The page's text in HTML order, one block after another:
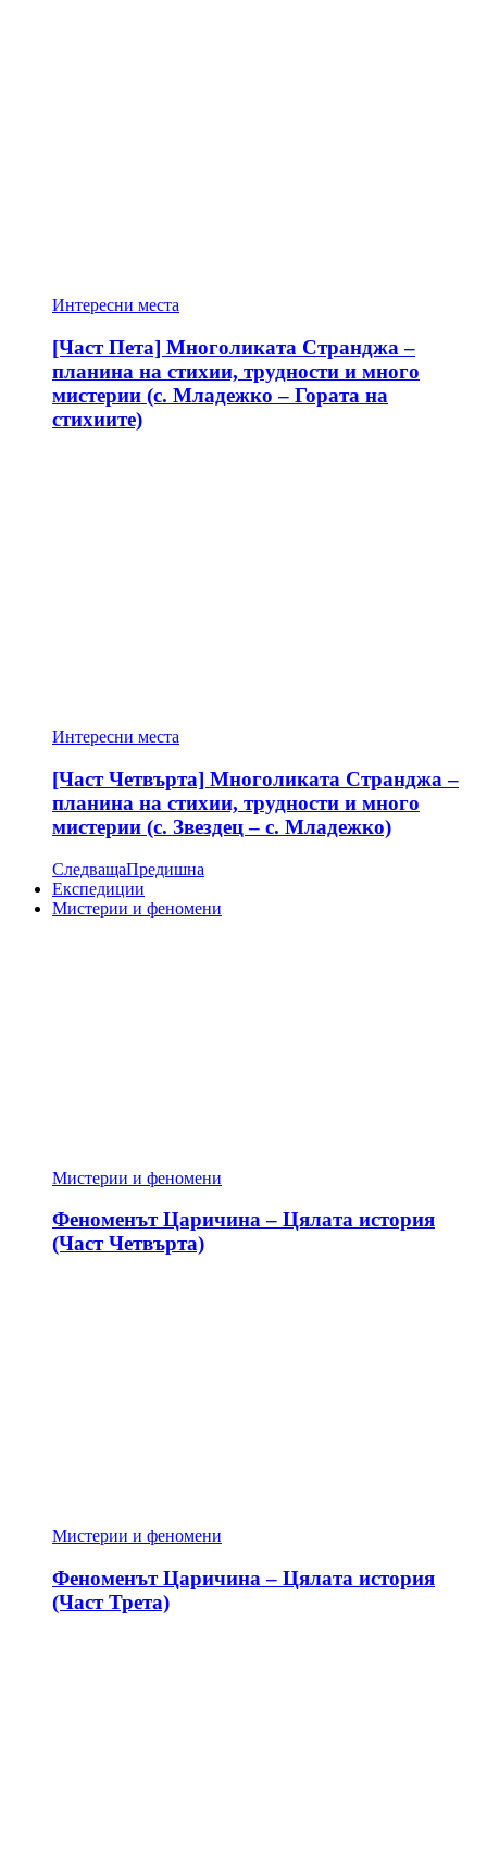
Интересни места
[Част Пета] Многоликата Странджа –
планина на стихии, трудности и много
мистерии (с. Младежко – Гората на
стихиите)
Интересни места
[Част Четвърта] Многоликата Странджа –
планина на стихии, трудности и много
мистерии (с. Звездец – с. Младежко)
СледващаПредишна
Експедиции
Мистерии и феномени
Мистерии и феномени
Феноменът Царичина – Цялата история
(Част Четвърта)
Мистерии и феномени
Феноменът Царичина – Цялата история
(Част Трета)